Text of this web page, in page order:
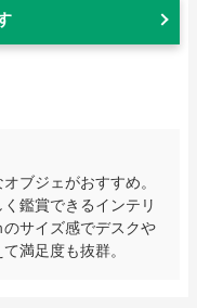
ブジェがおすすめ。
鑑賞できるインテリ
サイズ感でデスクや
満足度も抜群。